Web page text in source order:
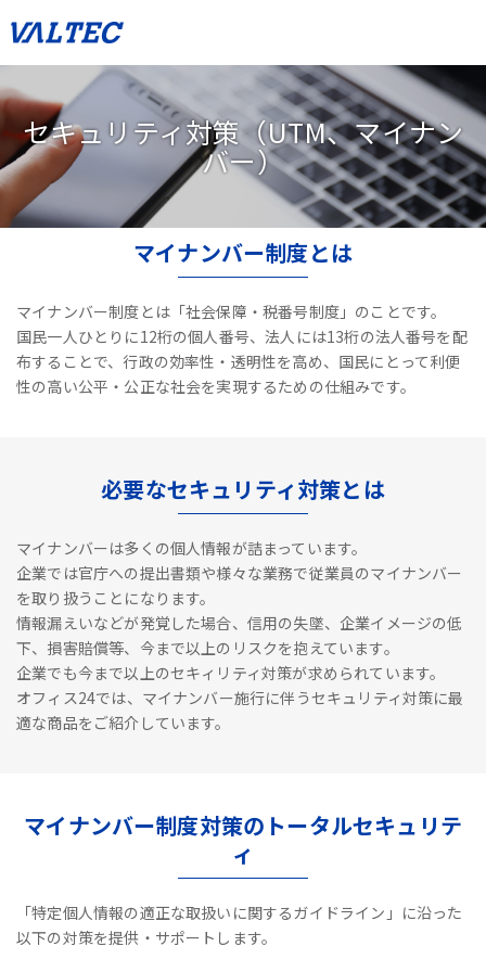
セキュリティ対策（UTM、マイナン
バー）
マイナンバー制度とは
マイナンバー制度とは「社会保障・税番号制度」のことです。
国民一人ひとりに12桁の個人番号、法人には13桁の法人番号を配
布することで、 行政の効率性・透明性を高め、国民にとって利便
性の高い公平・公正な社会を実現するための仕組みです。
必要なセキュリティ対策とは
マイナンバーは多くの個人情報が詰まっています。
企業では官庁への提出書類や様々な業務で従業員のマイナンバー
を取り扱うことになります。
情報漏えいなどが発覚した場合、信用の失墜、企業イメージの低
下、損害賠償等、今まで以上のリスクを抱えています。
企業でも今まで以上のセキィリティ対策が求められています。
オフィス24では、マイナンバー施行に伴うセキュリティ対策に最
適な商品をご紹介しています。
マイナンバー制度対策のトータルセキュリテ
ィ
「特定個人情報の適正な取扱いに関するガイドライン」に沿った
以下の対策を提供・サポートします。